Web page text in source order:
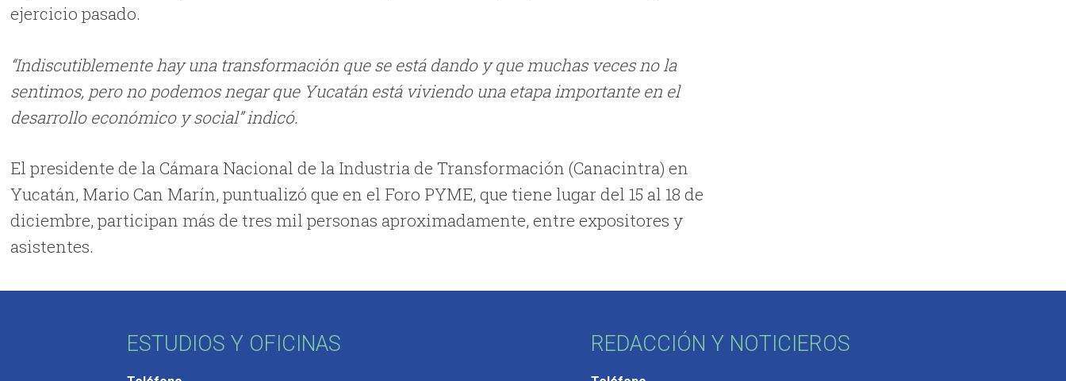
ejercicio pasado.
“Indiscutiblemente hay una transformación que se está dando y que muchas veces no la
sentimos, pero no podemos negar que Yucatán está viviendo una etapa importante en el
desarrollo económico y social” indicó.
El presidente de la Cámara Nacional de la Industria de Transformación (Canacintra) en
Yucatán, Mario Can Marín, puntualizó que en el Foro PYME, que tiene lugar del 15 al 18 de
diciembre, participan más de tres mil personas aproximadamente, entre expositores y
asistentes.
ESTUDIOS Y OFICINAS REDACCIÓN Y NOTICIEROS